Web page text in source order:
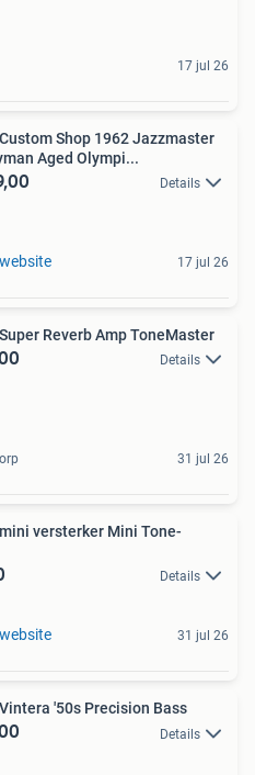
17 jul 26
Shop 1962 Jazzmaster
Aged Olympi...
Details
17 jul 26
Reverb Amp ToneMaster
Details
31 jul 26
versterker Mini Tone-
Details
31 jul 26
'50s Precision Bass
Details